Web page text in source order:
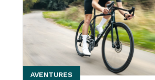
AVENTURES